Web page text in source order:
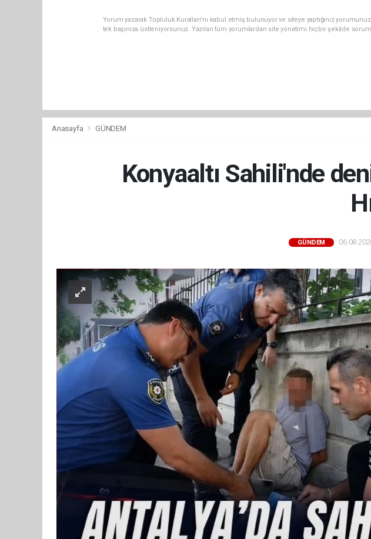
Yorum yazarak Topluluk Kuralları’nı kabul etmiş bulunuyor ve siteye yaptığınız
tek başınıza üstleniyorsunuz. Yazılan tüm yorumlardan site yönetimi hiçbir şekilde
Anasayfa GÜNDEM
Konyaaltı Sahili'nde
GÜNDEM